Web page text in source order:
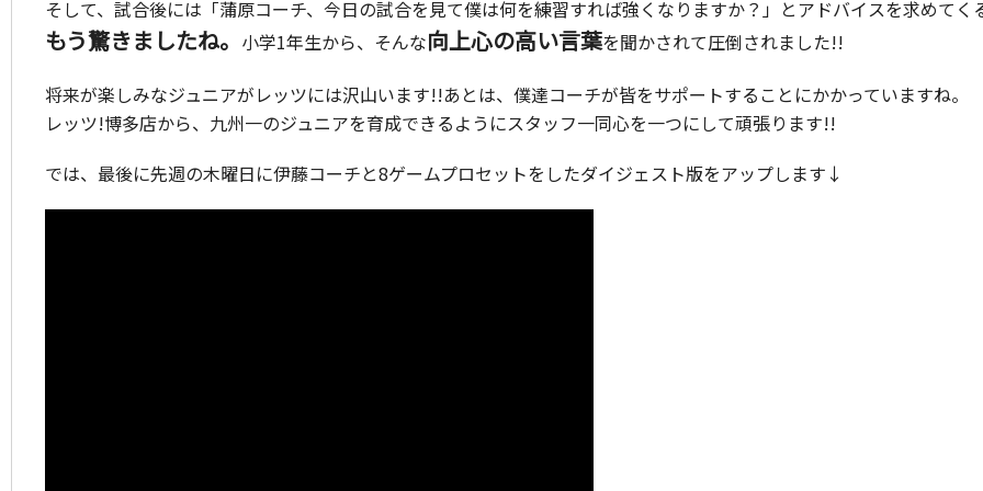
そして、試合後には「蒲原コーチ、今日の試合を見て僕は何を練習すれば強くなりますか？」とアドバイスを求めてく
もう驚きましたね。 小学1年生から、そんな向上心の高い言葉を聞かされて圧倒されました!!
将来が楽しみなジュニアがレッツには沢山います!!あとは、僕達コーチが皆をサポートすることにかかっていますね。
レッツ!博多店から、九州一のジュニアを育成できるようにスタッフ一同心を一つにして頑張ります!!
では、最後に先週の木曜日に伊藤コーチと8ゲームプロセットをしたダイジェスト版をアップします↓